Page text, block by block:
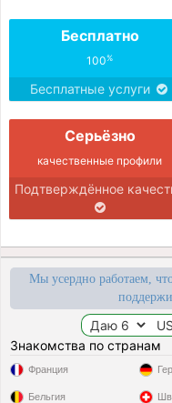
Бесплатно
100%
Бесплатные услуги
Серьёзно
качественные профили
Подтверждённое
Мы усердно работаем,
Знакомства по странам
Франция
Бельгия